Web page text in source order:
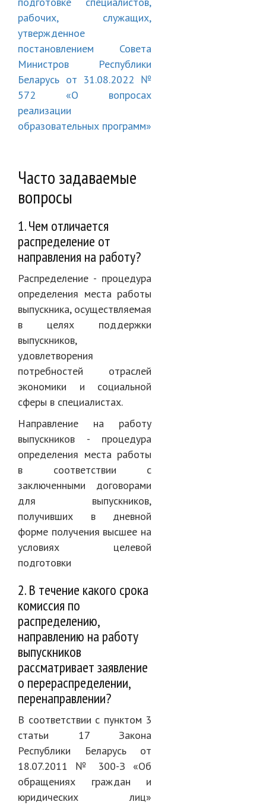
рабочих, служащих,
утвержденное
постановлением Совета
Министров Республики
Беларусь от 31.08.2022 №
572 «О вопросах
реализации
образовательных программ»
Часто задаваемые
вопросы
1. Чем отличается
распределение от
направления на работу?
Распределение - процедура
определения места работы
выпускника, осуществляемая
в целях поддержки
выпускников,
удовлетворения
потребностей отраслей
экономики и социальной
сферы в специалистах.
Направление на работу
выпускников - процедура
определения места работы
в соответствии с
заключенными договорами
для выпускников,
получивших в дневной
форме получения высшее на
условиях целевой
подготовки
2. В течение какого срока
комиссия по
распределению,
направлению на работу
выпускников
рассматривает заявление
о перераспределении,
перенаправлении?
В соответствии с пунктом 3
статьи 17 Закона
Республики Беларусь от
18.07.2011 № 300-З «Об
обращениях граждан и
юридических лиц»